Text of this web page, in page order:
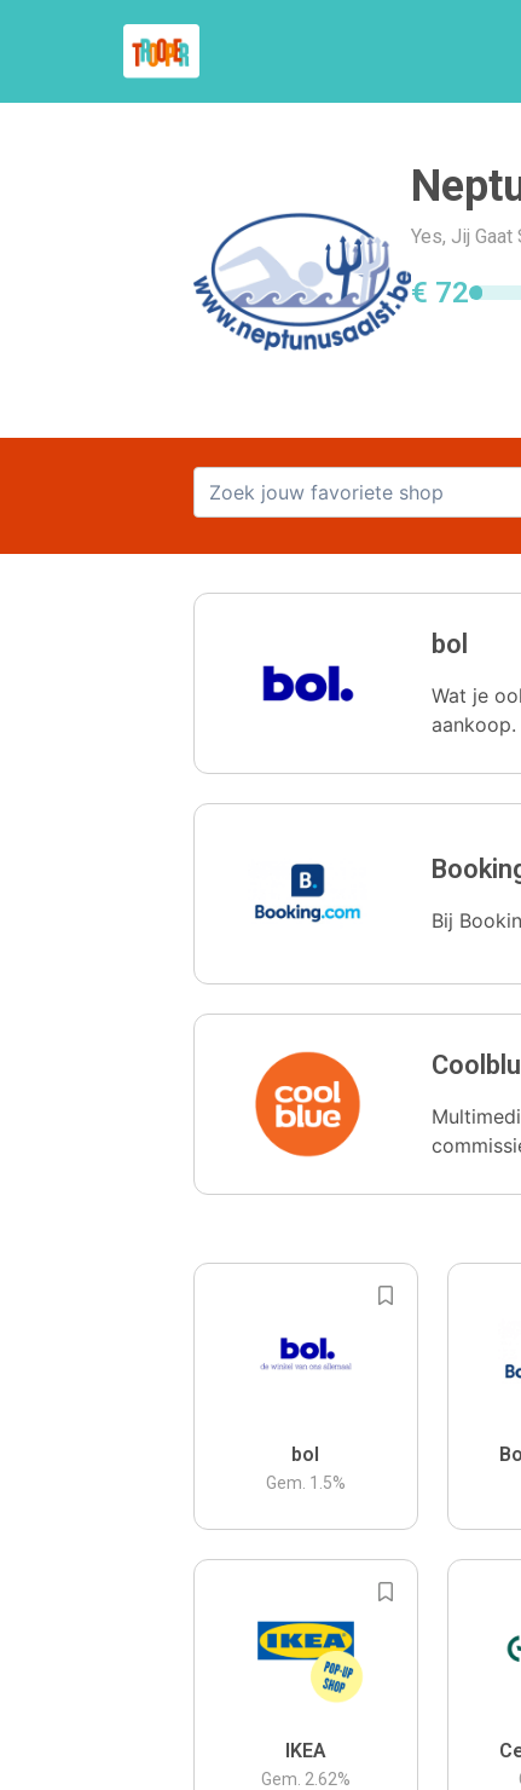
Yes, Jij
€ 72
bol
Wat je
aankoop.
Bij
bol
Gem. 1.5%
IKEA
Gem. 2.62%